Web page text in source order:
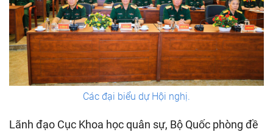
Các đại biểu dự Hội nghị.
Lãnh đạo Cục Khoa học quân sự, Bộ Quốc phòng đề